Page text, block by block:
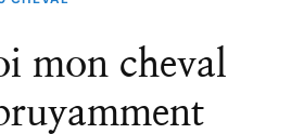
mon cheval